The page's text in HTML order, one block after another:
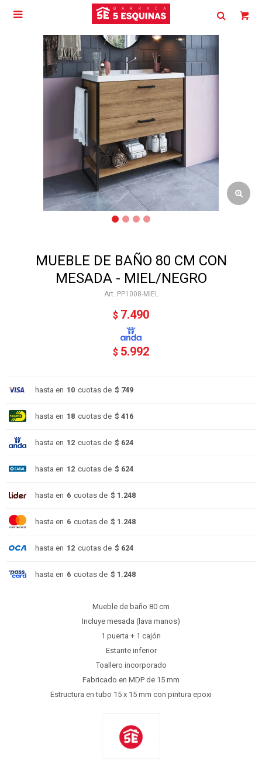

MUEBLE DE BAÑO 80 CM CON
MESADA - MIEL/NEGRO
PP1008-MIEL
$ 7.490
$ 5.992
hasta en 10 cuotas de $ 749
hasta en 18 cuotas de $ 416
hasta en 12 cuotas de $ 624
hasta en 12 cuotas de $ 624
hasta en 6 cuotas de $ 1.248
hasta en 6 cuotas de $ 1.248
hasta en 12 cuotas de $ 624
hasta en 6 cuotas de $ 1.248
Mueble de baño 80 cm
Incluye mesada (lava manos)
1 puerta + 1 cajón
Estante inferior
Toallero incorporado
Fabricado en MDP de 15 mm
Estructura en tubo 15 x 15 mm con pintura epoxi